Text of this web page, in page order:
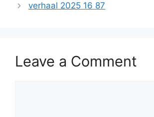
verhaal 2025 16 87
Leave a Comment